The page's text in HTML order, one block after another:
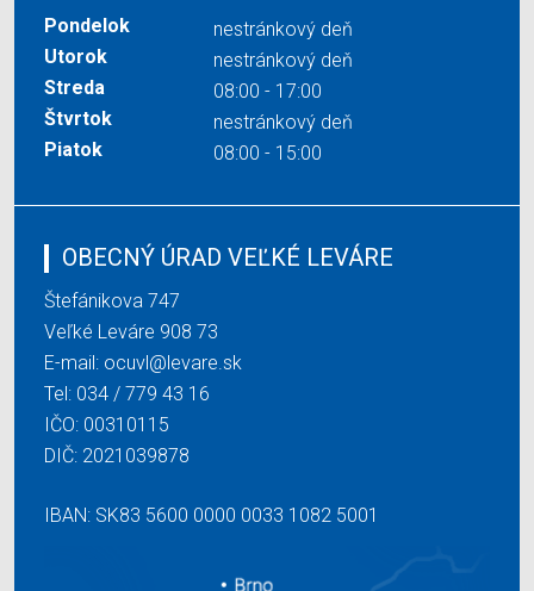
Pondelok
nestránkový deň
Utorok
nestránkový deň
Streda
08:00 - 17:00
Štvrtok
nestránkový deň
Piatok
08:00 - 15:00
OBECNÝ ÚRAD VEĽKÉ LEVÁRE
Štefánikova 747
Veľké Leváre 908 73
E-mail: ocuvl@levare.sk
Tel: 034 / 779 43 16
IČO: 00310115
DIČ: 2021039878
IBAN: SK83 5600 0000 0033 1082 5001